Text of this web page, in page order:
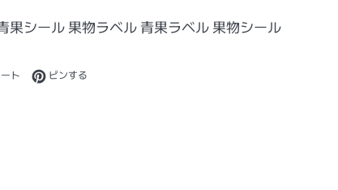
果シール 果物ラベル 青果ラベル 果物シール
シェアする
ト Twitterに投稿する
ピンする